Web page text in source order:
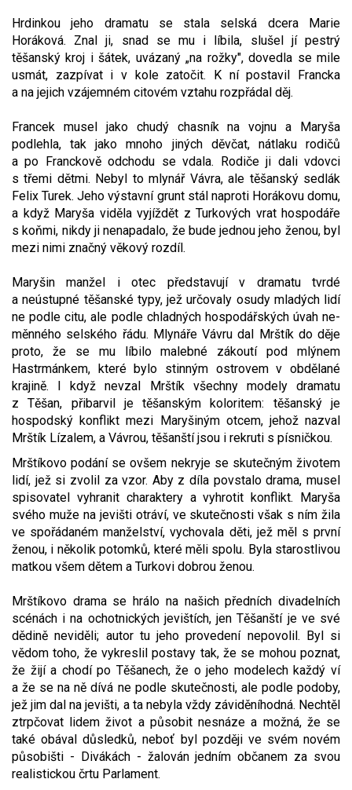
Hrdinkou jeho dramatu se stala sel­ská dcera Marie
Horáková. Znal ji, snad se mu i líbila, slušel jí pestrý
těšanský kroj i šátek, uvázaný „na rožky", dovedla se mile
usmát, zazpívat i v kole zatočit. K ní postavil Francka
a na jejich vzájemném citovém vztahu rozpřá­dal děj.
Francek musel jako chudý chasník na vojnu a Maryša
podlehla, tak jako mnoho jiných děvčat, nátlaku rodičů
a po Franckově odchodu se vdala. Rodiče ji dali vdovci
s třemi dětmi. Nebyl to mlynář Vávra, ale těšanský sedlák
Felix Turek. Jeho výstavní grunt stál naproti Horákovu domu,
a když Maryša viděla vyjíždět z Turkových vrat hospodáře
s koňmi, nikdy ji nenapadalo, že bude jednou jeho ženou, byl
mezi nimi značný věkový rozdíl.
Maryšin manžel i otec představují v dramatu tvrdé
a neústupné těšanské typy, jež určovaly osudy mladých lidí
ne podle citu, ale podle chladných hospodářských úvah ne­
měnného selského řádu. Mlynáře Vávru dal Mrštík do děje
proto, že se mu líbilo malebné zákoutí pod mlýnem
Hastrmánkem, které bylo stinným ostrovem v obdělané
krajině. I když nevzal Mrštík všechny modely dramatu
z Těšan, přibarvil je těšanským koloritem: těšanský je
hospodský konflikt mezi Maryšiným otcem, jehož nazval
Mrštík Lízalem, a Vávrou, těšanští jsou i rekruti s písničkou.
Mrštíkovo podání se ovšem nekryje se skutečným životem
lidí, jež si zvolil za vzor. Aby z díla povstalo drama, musel
spisovatel vyhranit charaktery a vyhrotit konflikt. Maryša
svého muže na jevišti otráví, ve skutečnosti však s ním žila
ve spořádaném manželství, vy­chovala děti, jež měl s první
ženou, i několik potomků, které měli spolu. Byla starostlivou
matkou všem dětem a Turkovi dobrou ženou.
Mrštíkovo drama se hrálo na našich předních divadelních
scénách i na ochotnických jevištích, jen Těšanští je ve své
dědině neviděli; autor tu jeho provedení nepovolil. Byl si
vědom toho, že vykreslil postavy tak, že se mohou poznat,
že žijí a chodí po Těšanech, že o jeho modelech každý ví
a že se na ně dívá ne podle skutečnos­ti, ale podle podoby,
jež jim dal na jevišti, a ta nebyla vždy záviděníhodná. Nechtěl
ztrp­čovat lidem život a působit nesnáze a možná, že se
také obával důsledků, neboť byl později ve svém novém
působišti - Divákách - ža­lován jedním občanem za svou
realistickou črtu Parlament.